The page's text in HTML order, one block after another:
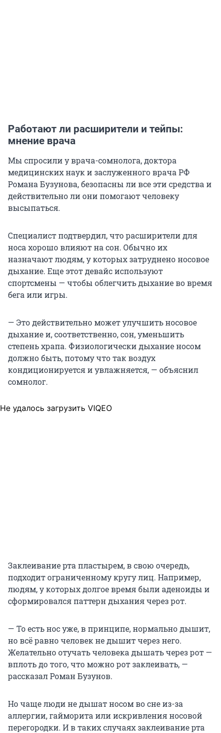
Работают ли расширители и тейпы:
мнение врача
Мы спросили у врача-сомнолога, доктора
медицинских наук и заслуженного врача РФ
Романа Бузунова, безопасны ли все эти средства и
действительно ли они помогают человеку
высыпаться.
Специалист подтвердил, что расширители для
носа хорошо влияют на сон. Обычно их
назначают людям, у которых затруднено носовое
дыхание. Еще этот девайс используют
спортсмены — чтобы облегчить дыхание во время
бега или игры.
— Это действительно может улучшить носовое
дыхание и, соответственно, сон, уменьшить
степень храпа. Физиологически дыхание носом
должно быть, потому что так воздух
кондиционируется и увлажняется, — объяснил
сомнолог.
Не удалось загрузить VIQEO
Заклеивание рта пластырем, в свою очередь,
подходит ограниченному кругу лиц. Например,
людям, у которых долгое время были аденоиды и
сформировался паттерн дыхания через рот.
— То есть нос уже, в принципе, нормально дышит,
но всё равно человек не дышит через него.
Желательно отучать человека дышать через рот —
вплоть до того, что можно рот заклеивать, —
рассказал Роман Бузунов.
Но чаще люди не дышат носом во сне из-за
аллергии, гайморита или искривления носовой
перегородки. И в таких случаях заклеивание рта